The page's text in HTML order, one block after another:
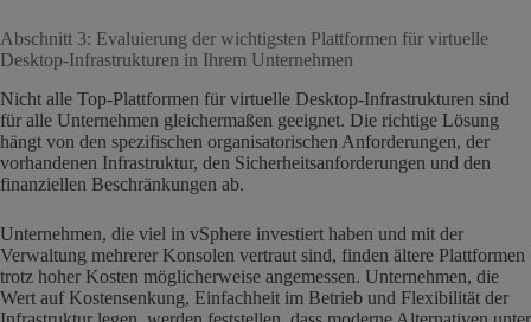
Abschnitt 3: Evaluierung der wichtigsten Plattformen für virtuelle
Desktop-Infrastrukturen in Ihrem Unternehmen
Nicht alle Top-Plattformen für virtuelle Desktop-Infrastrukturen sind
für alle Unternehmen gleichermaßen geeignet. Die richtige Lösung
hängt von den spezifischen organisatorischen Anforderungen, der
vorhandenen Infrastruktur, den Sicherheitsanforderungen und den
finanziellen Beschränkungen ab.
Unternehmen, die viel in vSphere investiert haben und mit der
Verwaltung mehrerer Konsolen vertraut sind, finden ältere Plattformen
trotz hoher Kosten möglicherweise angemessen. Unternehmen, die
Wert auf Kostensenkung, Einfachheit im Betrieb und Flexibilität der